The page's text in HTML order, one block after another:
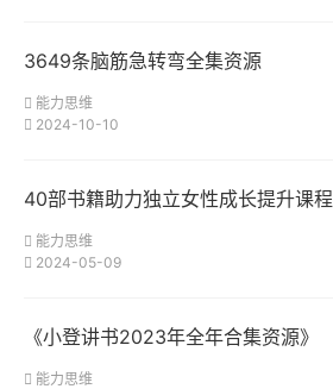
3649条脑筋急转弯全集资源
能力思维
2024-10-10
40部书籍助力独立女性成长提升课程
能力思维
2024-05-09
《小登讲书2023年全年合集资源》
能力思维